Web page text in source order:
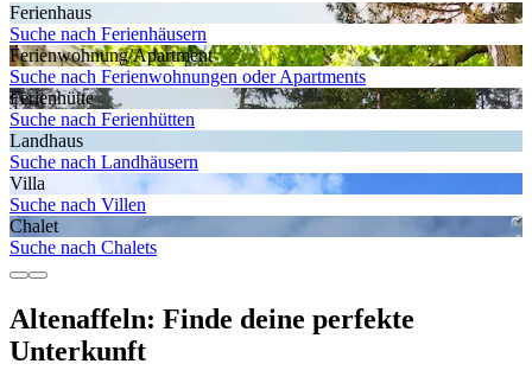
Ferienhaus
Suche nach Ferienhäusern
Ferienwohnung/Apartment
Suche nach Ferienwohnungen oder Apartments
Ferienhütte
Suche nach Ferienhütten
Landhaus
Suche nach Landhäusern
Villa
Suche nach Villen
Chalet
Suche nach Chalets
Altenaffeln: Finde deine perfekte
Unterkunft